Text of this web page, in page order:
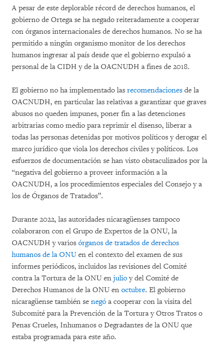
A pesar de este deplorable récord de derechos humanos, el
gobierno de Ortega se ha negado reiteradamente a cooperar
con órganos internacionales de derechos humanos. No se ha
permitido a ningún organismo monitor de los derechos
humanos ingresar al país desde que el gobierno expulsó a
personal de la CIDH y de la OACNUDH a fines de 2018.
El gobierno no ha implementado las recomendaciones de la
OACNUDH, en particular las relativas a garantizar que graves
abusos no queden impunes, poner fin a las detenciones
arbitrarias como medio para reprimir el disenso, liberar a
todas las personas detenidas por motivos políticos y derogar el
marco jurídico que viola los derechos civiles y políticos. Los
esfuerzos de documentación se han visto obstaculizados por la
“negativa del gobierno a proveer información a la
OACNUDH, a los procedimientos especiales del Consejo y a
los de Órganos de Tratados”.
Durante 2022, las autoridades nicaragüenses tampoco
colaboraron con el Grupo de Expertos de la ONU, la
OACNUDH y varios órganos de tratados de derechos
humanos de la ONU en el contexto del examen de sus
informes periódicos, incluidos las revisiones del Comité
contra la Tortura de la ONU en julioy del Comité de
Derechos Humanos de la ONU en octubre. El gobierno
nicaragüense también se negó a cooperar con la visita del
Subcomité para la Prevención de la Tortura y Otros Tratos o
Penas Crueles, Inhumanos o Degradantes de la ONU que
estaba programada para este año.